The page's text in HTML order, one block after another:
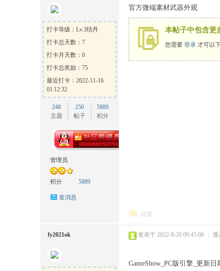
me
打卡等级：Lv.3结丹
打卡总天数：7
打卡月天数：0
打卡总奖励：75
最近打卡：2022-11-16
01:12:32
248
主题
250
帖子
5889
积分
管理员
积分 5889
发消息
官方微端素材武器外观
本帖子中包含更
您需要 登录 才可以
回复
fy2021ok 发表于 2022-9-26 09:45:08 显
GameShow_PC版引擎_更新日